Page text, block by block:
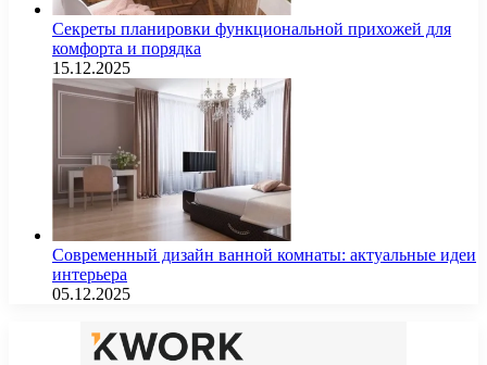
Секреты планировки функциональной прихожей для
комфорта и порядка
15.12.2025
Современный дизайн ванной комнаты: актуальные идеи
интерьера
05.12.2025